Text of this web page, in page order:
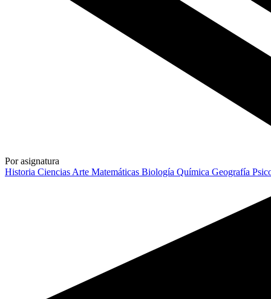
Por asignatura
Historia Ciencias Arte Matemáticas Biología Química Geografía